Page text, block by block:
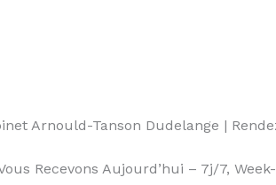
Arnould-Tanson Dudelange |
Recevons Aujourd’hui – 7j/7,